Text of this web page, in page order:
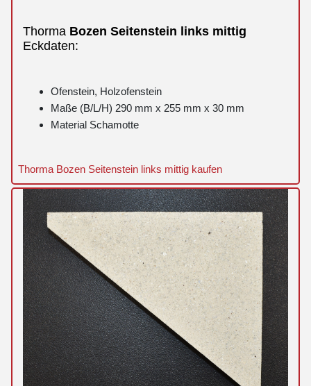
Thorma Bozen Seitenstein links mittig
Eckdaten:
Ofenstein, Holzofenstein
Maße (B/L/H) 290 mm x 255 mm x 30 mm
Material Schamotte
Thorma Bozen Seitenstein links mittig kaufen